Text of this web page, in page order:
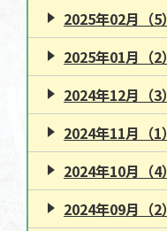
2025年02月（5）
2025年01月（2）
2024年12月（3）
2024年11月（1）
2024年10月（4）
2024年09月（2）